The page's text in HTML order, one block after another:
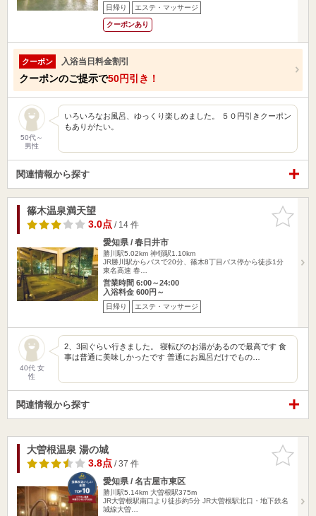
日帰り エステ・マッサージ
クーポンあり
クーポン 入浴当日料金割引
クーポンのご提示で50円引き！
50代～
男性
いろいろなお風呂、ゆっくり楽しめました。 ５０円引きクーポン
もありがたい。
関連情報から探す
お気に入
りに追加
篠木温泉満天望
3.0点/ 14 件
愛知県 / 春日井市
勝川駅5.02km 神領駅1.10km
JR勝川駅からバスで20分、篠木8丁目バス停から徒歩1分
東名高速 春…
営業時間 6:00～24:00
入浴料金 600円～
日帰り エステ・マッサージ
40代 女
性
2、3回ぐらい行きました。 寝転びのお湯があるので最高です 食
事は普通に美味しかったです 普通にお風呂だけでもの…
関連情報から探す
お気に入
りに追加
大曽根温泉 湯の城
3.8点/ 37 件
愛知県 / 名古屋市東区
勝川駅5.14km 大曽根駅375m
JR大曽根駅南口より徒歩約5分 JR大曽根駅北口・地下鉄名
城線大曽…